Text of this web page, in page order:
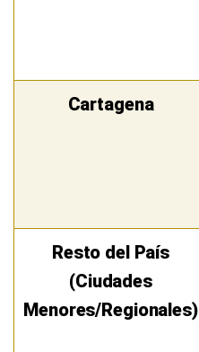
Cartagena
Resto del País
(Ciudades
Menores/Regionales)